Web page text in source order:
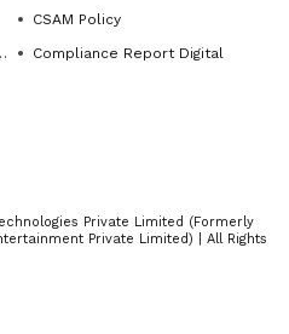
ಲಿಟಲ್ ಸ್ಕಾಲರ್ಸ್
ಶಿಕ್ಷಕರು ಹಾಗೂ
ಪಾಲ್ಗೊಂಡರು. ಶಿಕ್ಷಣ
ಸ್ವಯಂ ಸೇವೆಯನ್ನು
ವಲಯದಲ್ಲಿ ಮೆಚ್ಚುಗೆಗೆ
CSAM Policy
Compliance Report Digital
Private Limited (Formerly
Private Limited) | All Rights